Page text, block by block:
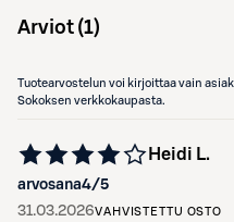
Arviot (1)
Tuotearvostelun voi kirjoittaa vain
Sokoksen verkkokaupasta.
arvosana4/5
Heidi L.
31.03.2026VAHVISTETTU OSTO